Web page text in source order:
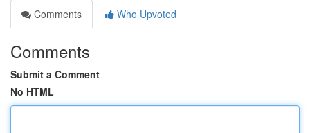
Comments
Who Upvoted
Comments
Submit a Comment
No HTML